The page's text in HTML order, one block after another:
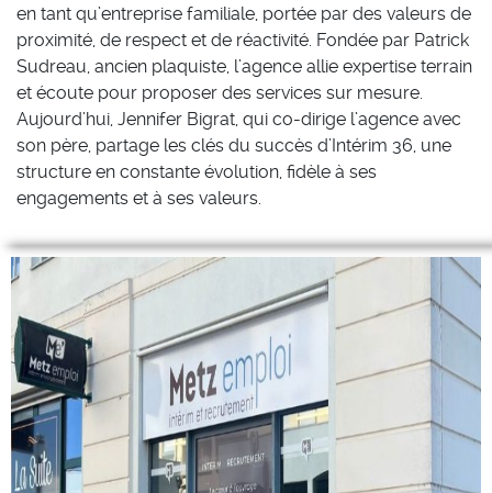
en tant qu’entreprise familiale, portée par des valeurs de
proximité, de respect et de réactivité. Fondée par Patrick
Sudreau, ancien plaquiste, l’agence allie expertise terrain
et écoute pour proposer des services sur mesure.
Aujourd’hui, Jennifer Bigrat, qui co-dirige l’agence avec
son père, partage les clés du succès d’Intérim 36, une
structure en constante évolution, fidèle à ses
engagements et à ses valeurs.